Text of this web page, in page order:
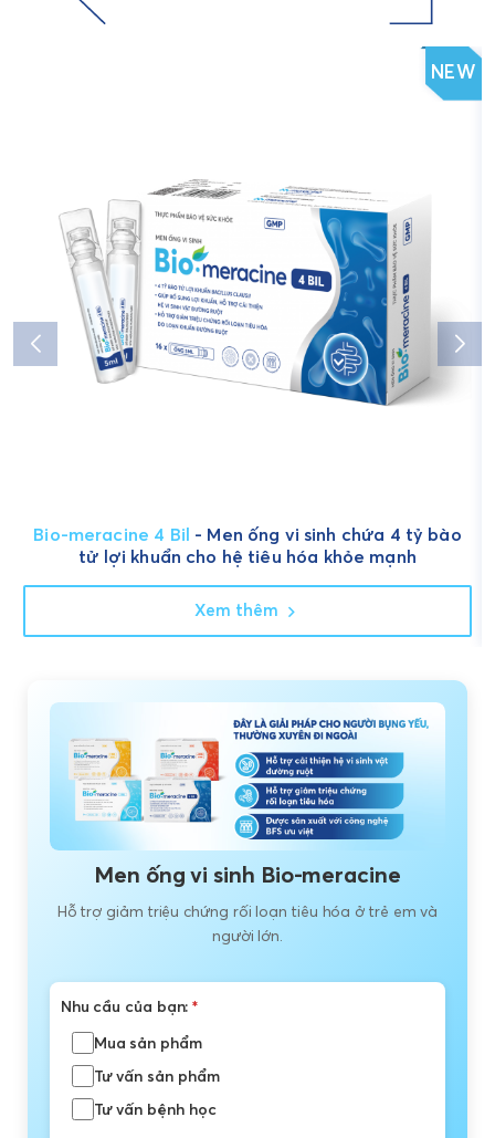
NEW
Bio-meracine 4 Bil - Men ống vi sinh chứa 4 tỷ bào
tử lợi khuẩn cho hệ tiêu hóa khỏe mạnh
Xem thêm
Men ống vi sinh Bio-meracine
Hỗ trợ giảm triệu chứng rối loạn tiêu hóa ở trẻ em và
người lớn.
Nhu cầu của bạn:*
Mua sản phẩm
Tư vấn sản phẩm
Tư vấn bệnh học